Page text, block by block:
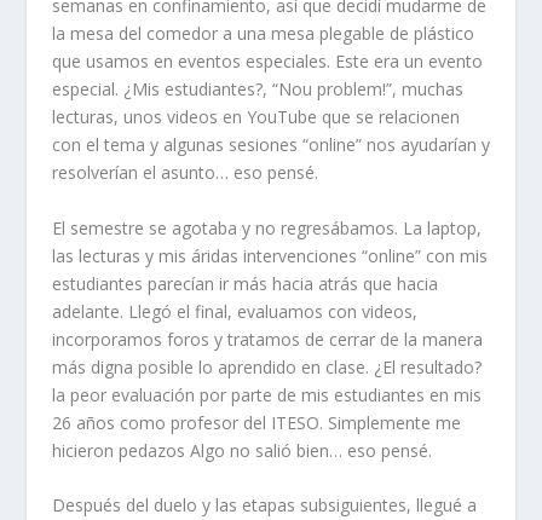
semanas en confinamiento, así que decidí mudarme de
la mesa del comedor a una mesa plegable de plástico
que usamos en eventos especiales. Este era un evento
especial. ¿ Mis estudiantes?, “Nou problem!”, muchas
lecturas, unos videos en YouTube que se relacionen
con el tema y algunas sesiones “online” nos ayudarían y
resolverían el asunto… eso pensé.
El semestre se agotaba y no regresábamos. L a laptop,
las lecturas y mis áridas intervenciones “online” con mis
estudiantes parecían ir más hacia atrás que hacia
adelante. Llegó el final, evaluamos con videos,
incorporamos foros y tratamos de cerrar de la manera
más digna posible lo aprendido en clase. ¿ El resultado?
la peor evaluación por parte de mis estudiantes en mis
26 años como profesor del ITESO. Simplemente me
hicieron pedazos Algo no salió bien… eso pensé.
Después del duelo y las etapas subsiguientes, llegué a